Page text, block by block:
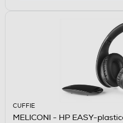
CUFFIE
MELICONI - HP EASY-